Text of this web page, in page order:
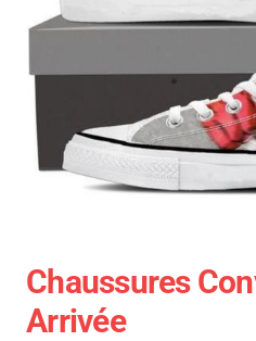
Chaussures
Arrivée